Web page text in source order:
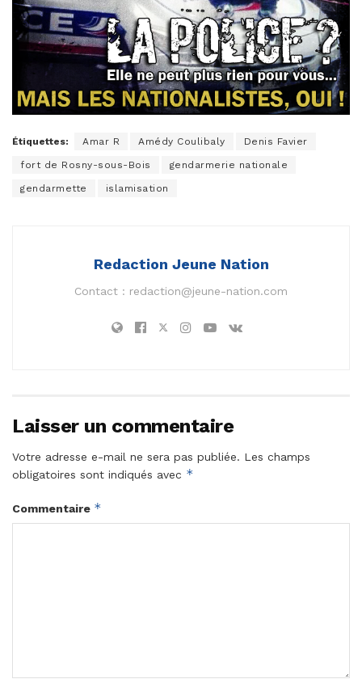
Étiquettes: Amar R Amédy Coulibaly Denis Favier
fort de Rosny-sous-Bois gendarmerie nationale
gendarmette islamisation
Redaction Jeune Nation
Contact : redaction@jeune-nation.com
Laisser un commentaire
Votre adresse e-mail ne sera pas publiée. Les champs
obligatoires sont indiqués avec *
Commentaire *